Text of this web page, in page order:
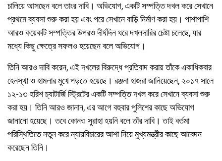
চালিয়ে আসছেন বলে তাংর দাবি। অভিযোগ, একটি সম্পত্তি দখল করে সেখানে
প্রথমে ব্যবসা শুরু করা হয় এবং পরে সেখানে বাড়ি নির্মাণ করা হয়। পাশাপাশি
আরও কয়েকটি সম্পত্তির উপরও দীর্ঘদিন ধরে দখলদারির চেষ্টা চলেছে, যার
মধ্যে কিছু ক্ষেত্রে সফলও হয়েছেন বলে অভিযোগ।
তিনি আরও দাবি করেন, এই দখলের বিরুদ্ধে প্রতিবাদ করায় তাঁকে একাধিকবার
হেনস্থা ও হামলার মুখে পড়তে হয়েছে। রঞ্জনা হাজরা জানিয়েছেন, ২০১৭ সালে
১২-১৩ হরিশ চ্যাটার্জি স্ট্রিটের একটি সম্পত্তি দখল করে সেখানে ব্যবসা শুরু
করা হয়। তিনি আরও জানান, এর আগে বহুবার পুলিশের কাছে অভিযোগ
জানানো হয়েছে। তবে কোনও সুরাহা হয়নি বলে তাঁর দাবি। তাই বর্তমা
পরিস্থিতিতে নতুন করে ন্যায়বিচারের আশা নিয়ে মুখ্যমন্ত্রীর কাছে আবেদন
করেছেন তিনি।